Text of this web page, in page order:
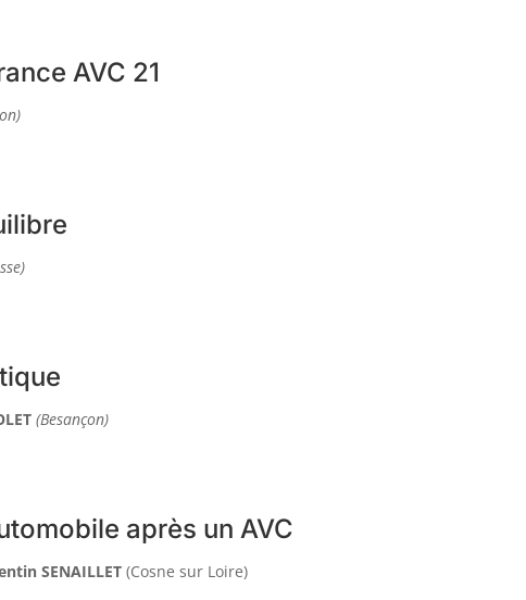
AVC 21
(Besançon)
après un AVC
SENAILLET(Cosne sur Loire)